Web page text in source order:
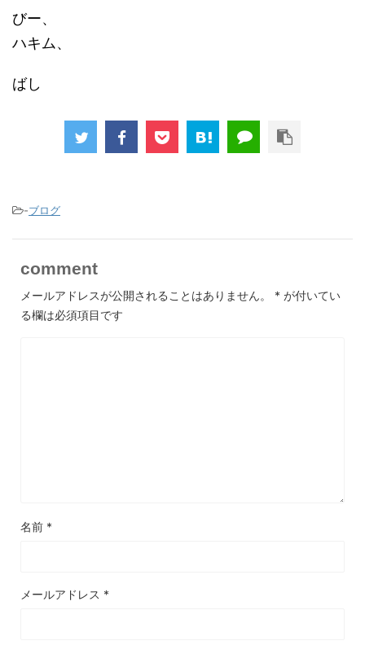
びー、
ハキム、
ばし
-ブログ
comment
メールアドレスが公開されることはありません。 * が付いてい
る欄は必須項目です
名前 *
メールアドレス *